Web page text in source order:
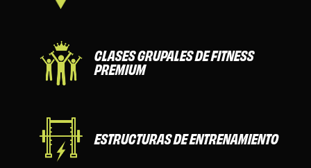
CLASES GRUPALES DE FITNESS
PREMIUM
ESTRUCTURAS DE ENTRENAMIENTO